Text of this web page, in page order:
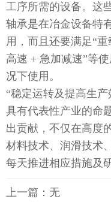
工序所需的设备。这
轴承是在冶金设备特
用，而且还要满足“
高速 + 急加减速”等
况下使用。
“稳定运转及提高生
具有代表性产业的命
出贡献，不仅在高度
材料技术、润滑技术
每天推进相应措施及
上一篇：无